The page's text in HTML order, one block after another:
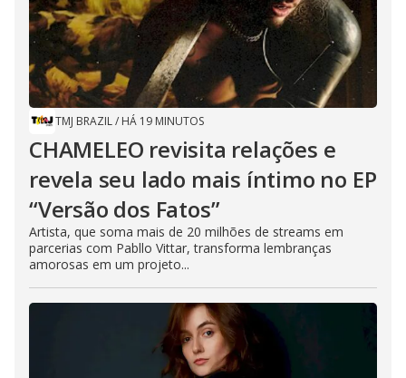
TMJ BRAZIL/ HÁ 19 MINUTOS
CHAMELEO revisita relações e
revela seu lado mais íntimo no EP
“Versão dos Fatos”
Artista, que soma mais de 20 milhões de streams em
parcerias com Pabllo Vittar, transforma lembranças
amorosas em um projeto...